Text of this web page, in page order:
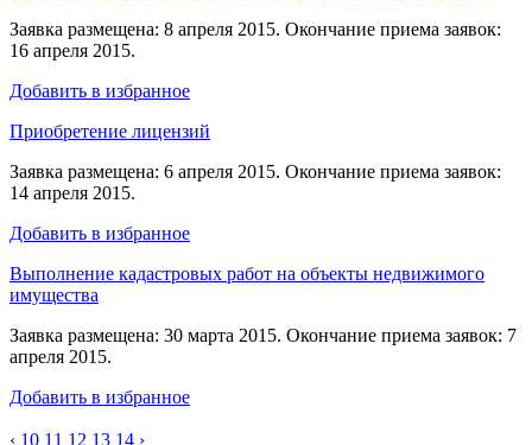
Заявка размещена: 8 апреля 2015. Окончание приема заявок:
16 апреля 2015.
Добавить в избранное
Приобретение лицензий
Заявка размещена: 6 апреля 2015. Окончание приема заявок:
14 апреля 2015.
Добавить в избранное
Выполнение кадастровых работ на объекты недвижимого
имущества
Заявка размещена: 30 марта 2015. Окончание приема заявок: 7
апреля 2015.
Добавить в избранное
‹ 10 11 12 13 14 ›